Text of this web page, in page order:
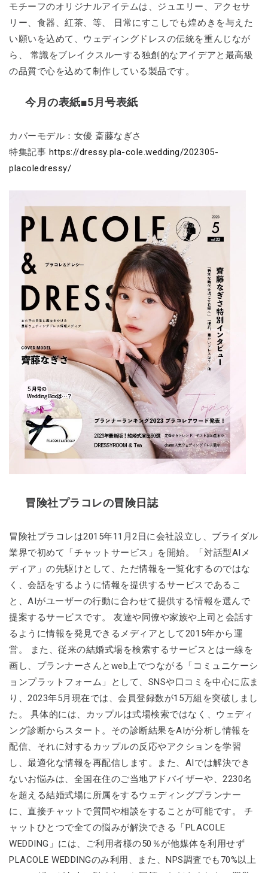
モチーフのオリジナルアイテムは、ジュエリー、アクセサ
リー、食器、紅茶、等、 日常にすこしでも煌めきを与えた
い願いを込めて、ウェディングドレスの伝統を重んじなが
ら、 常識をブレイクスルーする独創的なアイデアと最高級
の品質で心を込めて制作している製品です。
今月の表紙■5月号表紙
カバーモデル：女優 斎藤なぎさ
特集記事 https://dressy.pla-cole.wedding/202305-
placoledressy/
冒険社プラコレの冒険日誌
冒険社プラコレは2015年11月2日に会社設立し、ブライダル
業界で初めて「チャットサービス」を開始。「対話型AIメ
ディア」の先駆けとして、ただ情報を一覧化するのではな
く、会話をするように情報を提供するサービスであるこ
と、AIがユーザーの行動に合わせて提供する情報を選んで
提案するサービスです。 友達や同僚や家族や上司と会話す
るように情報を発見できるメディアとして2015年から運
営。 また、従来の結婚式場を検索するサービスとは一線を
画し、プランナーさんとweb上でつながる「コミュニケーシ
ョンプラットフォーム」として、SNSや口コミを中心に広ま
り、2023年5月現在では、会員登録数が15万組を突破しまし
た。 具体的には、カップルは式場検索ではなく、ウェディ
ング診断からスタート。その診断結果をAIが分析し情報を
配信、それに対するカップルの反応やアクションを学習
し、最適化な情報を再配信します。また、AIでは解決でき
ないお悩みは、全国在住のご当地アドバイザーや、2230名
を超える結婚式場に所属をするウェディングプランナー
に、直接チャットで質問や相談をすることが可能です。 チ
ャットひとつで全ての悩みが解決できる「PLACOLE
WEDDING」には、ご利用者様の50％が他媒体を利用せず
PLACOLE WEDDINGのみ利用、また、NPS調査でも70%以上